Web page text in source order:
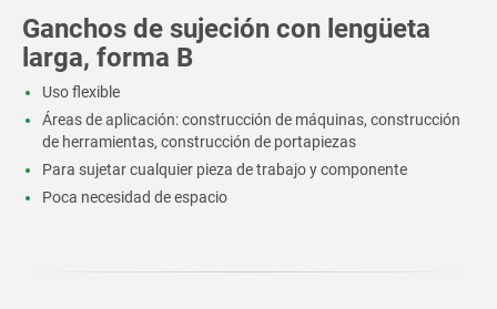
Ganchos de sujeción con lengüeta
larga, forma B
Uso flexible
Áreas de aplicación: construcción de máquinas, construcción
de herramientas, construcción de portapiezas
Para sujetar cualquier pieza de trabajo y componente
Poca necesidad de espacio